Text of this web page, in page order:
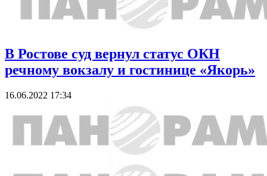
В Ростове суд вернул статус ОКН
речному вокзалу и гостинице «Якорь»
16.06.2022 17:34